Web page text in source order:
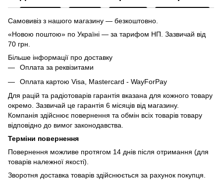
Самовивіз з нашого магазину — безкоштовно.
«Новою поштою» по Україні — за тарифом НП. Зазвичай від
70 грн.
Більше інформації про доставку
Оплата за реквізитами
Оплата картою Visa, Mastercard - WayForPay
Для рацій та радіотоварів гарантія вказана для кожного товару
окремо. Зазвичай це гарантія 6 місяців від магазину.
Компанія здійснює повернення та обмін всіх товарів товару
відповідно до вимог законодавства.
Терміни повернення
Повернення можливе протягом 14 днів після отримання (для
товарів належної якості).
Зворотня доставка товарів здійснюється за рахунок покупця.